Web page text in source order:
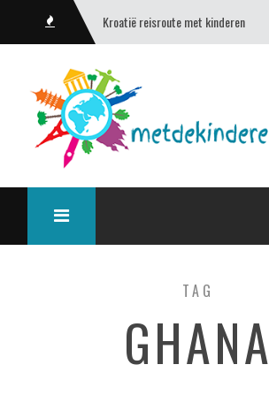
Kroatië reisroute met kinderen
TAG
GHANA